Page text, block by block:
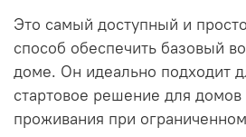
Это самый доступный и
способ обеспечить базовый
доме. Он идеально подходит
стартовое решение для домов
проживания при